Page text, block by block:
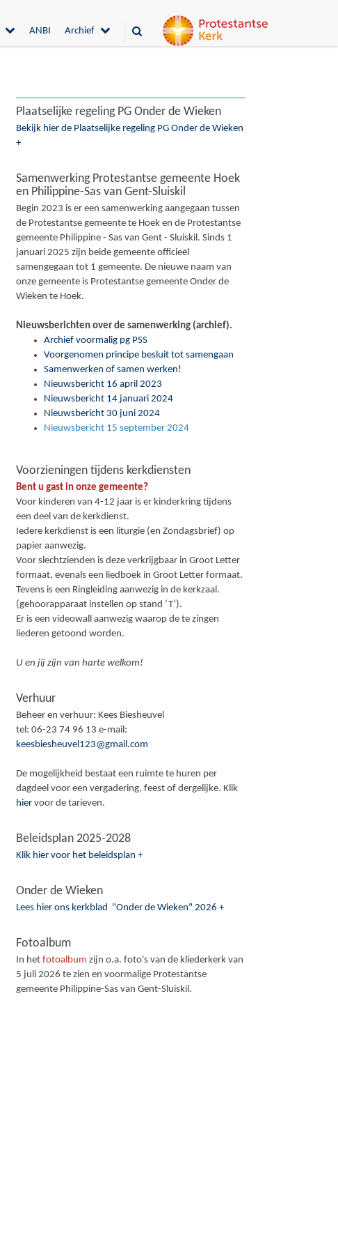
ANBI Archief
Plaatselijke regeling PG Onder de Wieken
Bekijk hier de Plaatselijke regeling PG Onder de Wieken
+
Samenwerking Protestantse gemeente Hoek
en Philippine-Sas van Gent-Sluiskil
Begin 2023 is er een samenwerking aangegaan tussen
de Protestantse gemeente te Hoek en de Protestantse
gemeente Philippine - Sas van Gent - Sluiskil. Sinds 1
januari 2025 zijn beide gemeente officieël
samengegaan tot 1 gemeente. De nieuwe naam van
onze gemeente is Protestantse gemeente Onder de
Wieken te Hoek.
Nieuwsberichten over de samenwerking (archief).
Archief voormalig pg PSS
Voorgenomen principe besluit tot samengaan
Samenwerken of samen werken!
Nieuwsbericht 16 april 2023
Nieuwsbericht 14 januari 2024
Nieuwsbericht 30 juni 2024
Nieuwsbericht 15 september 2024
Voorzieningen tijdens kerkdiensten
Bent u gast in onze gemeente?
Voor kinderen van 4-12 jaar is er kinderkring tijdens
een deel van de kerkdienst.
Iedere kerkdienst is een liturgie (en Zondagsbrief) op
papier aanwezig.
Voor slechtzienden is deze verkrijgbaar in Groot Letter
formaat, evenals een liedboek in Groot Letter formaat.
Tevens is een Ringleiding aanwezig in de kerkzaal.
(gehoorapparaat instellen op stand ‘T’).
Er is een videowall aanwezig waarop de te zingen
liederen getoond worden.
U en jij zijn van harte welkom!
Verhuur
Beheer en verhuur: Kees Biesheuvel
tel: 06-23 74 96 13 e-mail:
keesbiesheuvel123@gmail.com
De mogelijkheid bestaat een ruimte te huren per
dagdeel voor een vergadering, feest of dergelijke. Klik
hier voor de tarieven.
Beleidsplan 2025-2028
Klik hier voor het beleidsplan +
Onder de Wieken
Lees hier ons kerkblad "Onder de Wieken" 2026 +
Fotoalbum
In hetfotoalbum zijn o.a. foto's van de kliederkerk van
5 juli 2026 te zien en voormalige Protestantse
gemeente Philippine-Sas van Gent-Sluiskil.